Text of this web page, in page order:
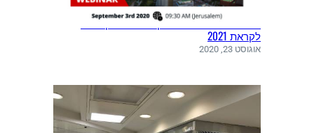
אתגרים והזדמנויות עסקיות בדרום קוריאה
לקראת 2021
אוגוסט 23, 2020